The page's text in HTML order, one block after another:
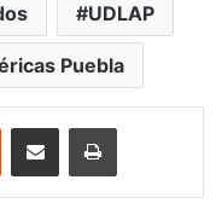
UDLAP
Puebla
Reddit Share via Email Print